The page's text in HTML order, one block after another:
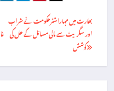
بھارت میں مہاراشٹرحکومت نے شراب
اور سگریٹ سے مالی مسائل کے حل کی
کوشش